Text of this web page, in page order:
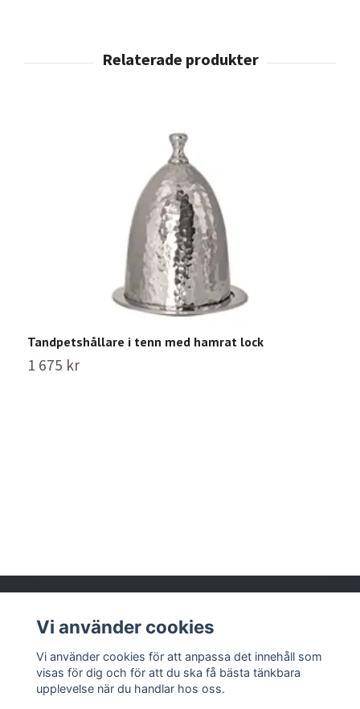
Tandpetshållare i tenn med hamrat lock
1 675 kr
Läs mer
Vi använder cookies
Vi använder cookies för att anpassa det innehåll som
visas för dig och för att du ska få bästa tänkbara
upplevelse när du handlar hos oss.